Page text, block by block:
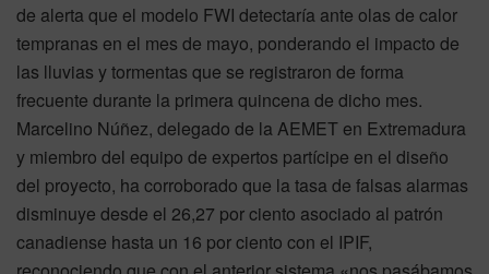
de alerta que el modelo FWI detectaría ante olas de calor
tempranas en el mes de mayo, ponderando el impacto de
las lluvias y tormentas que se registraron de forma
frecuente durante la primera quincena de dicho mes.
Marcelino Núñez, delegado de la AEMET en Extremadura
y miembro del equipo de expertos partícipe en el diseño
del proyecto, ha corroborado que la tasa de falsas alarmas
disminuye desde el 26,27 por ciento asociado al patrón
canadiense hasta un 16 por ciento con el IPIF,